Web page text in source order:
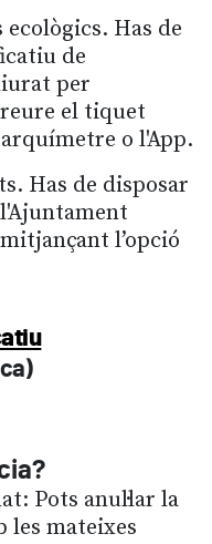
Has de
de
per
el tiquet
o l'App.
Has de disposar
l’opció
Pots anul·lar la
les mateixes